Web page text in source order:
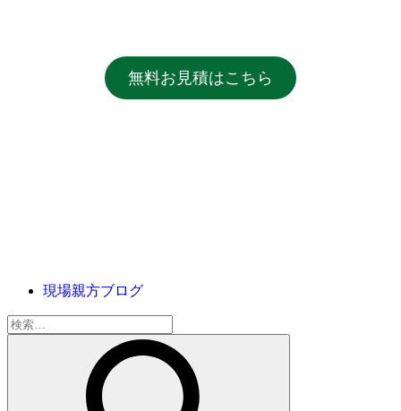
無料お見積はこちら
現場親方ブログ
検
索: